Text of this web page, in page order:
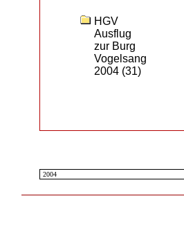
HGV
Ausflug
zur Burg
Vogelsang
2004(31)